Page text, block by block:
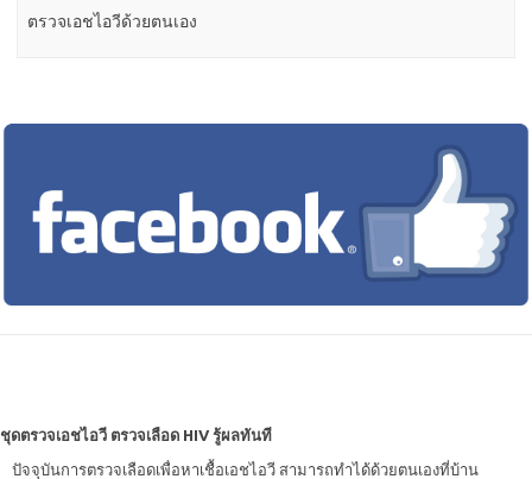
ตรวจเอชไอวีด้วยตนเอง
ชุดตรวจเอชไอวี ตรวจเลือด HIV รู้ผลทันที
ปัจจุบันการตรวจเลือดเพื่อหาเชื้อเอชไอวี สามารถทำได้ด้วยตนเองที่บ้าน